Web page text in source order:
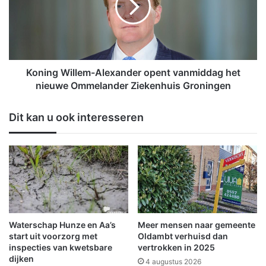
t
o
p
b
i
j
s
t
a
n
d
v
o
l
A
l
e
x
a
n
d
e
r
o
p
e
Koning Willem-Alexander opent vanmiddag het
nieuwe Ommelander Ziekenhuis Groningen
Dit kan u ook interesseren
Waterschap Hunze en Aa’s
start uit voorzorg met
inspecties van kwetsbare
dijken
Meer mensen naar gemeente
Oldambt verhuisd dan
vertrokken in 2025
4 augustus 2026